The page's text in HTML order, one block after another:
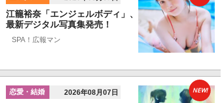
江籠裕奈「エンジェルボディ」、
最新デジタル写真集発売！
SPA！広報マン
恋愛・結婚 2026年08月07日 NEW!